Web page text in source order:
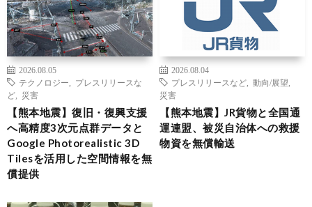
2026.08.05
テクノロジー
プレスリリースな
ど
災害
【熊本地震】復旧・復興支援
へ高精度3次元点群データと
Google Photorealistic 3D
Tilesを活用した空間情報を無
償提供
2026.08.04
プレスリリースなど
動向/展望
災害
【熊本地震】JR貨物と全国通
運連盟、被災自治体への救援
物資を無償輸送